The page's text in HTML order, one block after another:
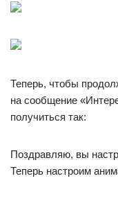
Теперь, чтобы
на сообщение
получиться так:
Поздравляю, вы
Теперь настроим